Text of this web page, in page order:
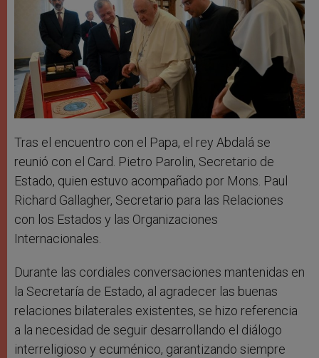
Tras el encuentro con el Papa, el rey Abdalá se
reunió con el Card. Pietro Parolin, Secretario de
Estado, quien estuvo acompañado por Mons. Paul
Richard Gallagher, Secretario para las Relaciones
con los Estados y las Organizaciones
Internacionales.
Durante las cordiales conversaciones mantenidas en
la Secretaría de Estado, al agradecer las buenas
relaciones bilaterales existentes, se hizo referencia
a la necesidad de seguir desarrollando el diálogo
interreligioso y ecuménico, garantizando siempre